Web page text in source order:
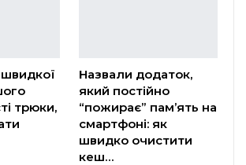
трюки,
Назвали додаток,
який постійно
“пожирає” пам’ять на
смартфоні: як
швидко очистити
кеш…